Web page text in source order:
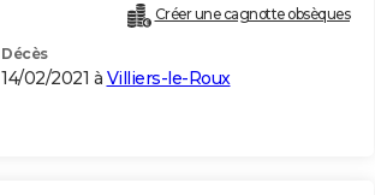
Créer une cagnotte obsèques
Décès
14/02/2021 à Villiers-le-Roux